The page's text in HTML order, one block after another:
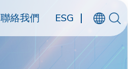
聯絡我們 ESG